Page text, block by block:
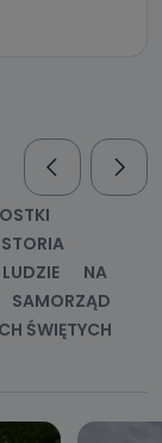
LUDZIE
NA
SAMORZĄD
ŚWIĘTYCH